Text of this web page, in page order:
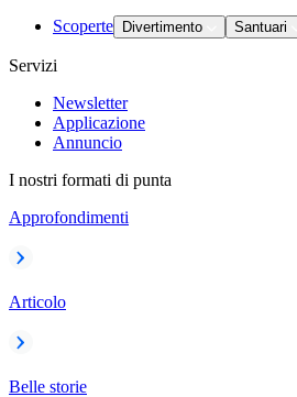
Scoperte Divertimento Santuari
Servizi
Newsletter
Applicazione
Annuncio
I nostri formati di punta
Approfondimenti
Articolo
Belle storie